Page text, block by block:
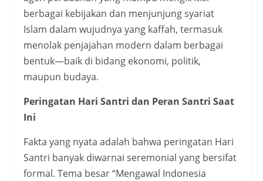
berbagai kebijakan dan menjunjung syariat
Islam dalam wujudnya yang kaffah, termasuk
menolak penjajahan modern dalam berbagai
bentuk—baik di bidang ekonomi, politik,
maupun budaya.
Peringatan Hari Santri dan Peran Santri Saat
Ini
Fakta yang nyata adalah bahwa peringatan Hari
Santri banyak diwarnai seremonial yang bersifat
formal. Tema besar “Mengawal Indonesia